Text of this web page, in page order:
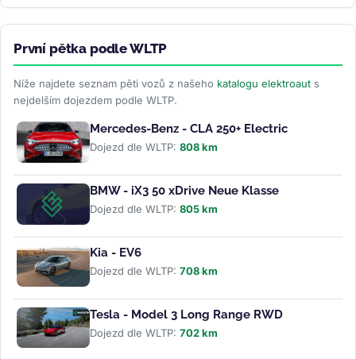
První pětka podle WLTP
Níže najdete seznam pěti vozů z našeho katalogu elektroaut s
nejdelším dojezdem podle WLTP.
Mercedes-Benz - CLA 250+ Electric
Dojezd dle WLTP: 808 km
BMW - iX3 50 xDrive Neue Klasse
Dojezd dle WLTP: 805 km
Kia - EV6
Dojezd dle WLTP: 708 km
Tesla - Model 3 Long Range RWD
Dojezd dle WLTP: 702 km